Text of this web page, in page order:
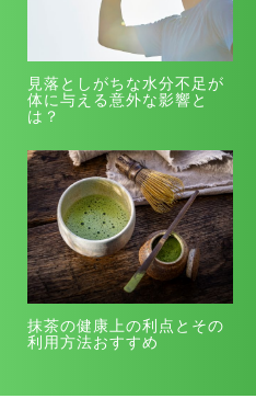
見落としがちな水分不足が
体に与える意外な影響と
は？
抹茶の健康上の利点とその
利用方法おすすめ